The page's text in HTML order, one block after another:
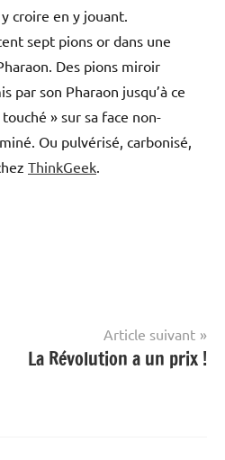
croire en y jouant.
sept pions or dans une
Des pions miroir
par son Pharaon jusqu’à ce
» sur sa face non-
Ou pulvérisé, carbonisé,
ThinkGeek
Article suivant
La Révolution a un prix !